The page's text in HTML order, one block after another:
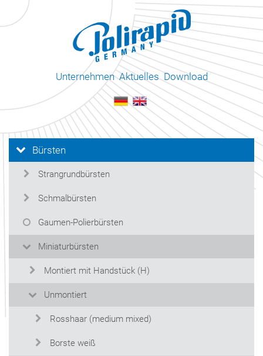
Unternehmen Aktuelles Download
Bürsten
Strangrundbürsten
Schmalbürsten
Gaumen-Polierbürsten
Miniaturbürsten
Montiert mit Handstück (H)
Unmontiert
Rosshaar (medium mixed)
Borste weiß